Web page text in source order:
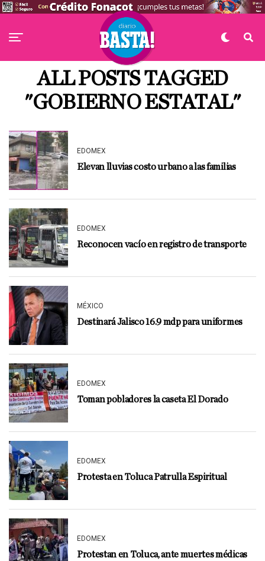
ALL POSTS TAGGED
"GOBIERNO ESTATAL"
EDOMEX
Elevan lluvias costo urbano a las familias
EDOMEX
Reconocen vacío en registro de transporte
MÉXICO
Destinará Jalisco 16.9 mdp para uniformes
EDOMEX
Toman pobladores la caseta El Dorado
EDOMEX
Protesta en Toluca Patrulla Espiritual
EDOMEX
Protestan en Toluca, ante muertes médicas